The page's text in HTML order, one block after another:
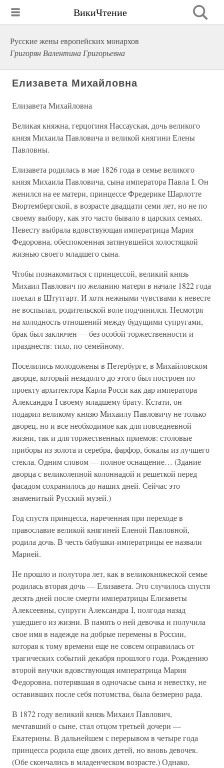
ВикиЧтение
Русские жены европейских монархов
Григорян Валентина Григорьевна
Елизавета Михайловна
Елизавета Михайловна
Великая княжна, герцогиня Нассауская, дочь великого
князя Михаила Павловича и великой княгини Елены
Павловны.
Елизавета родилась в мае 1826 года в семье великого
князя Михаила Павловича, сына императора Павла I. Он
женился на ее матери, принцессе Фредерике Шарлотте
Вюртембергской, в возрасте двадцати семи лет, но не по
своему выбору, как это часто бывало в царских семьях.
Невесту выбрала вдовствующая императрица Мария
Федоровна, обеспокоенная затянувшейся холостяцкой
жизнью своего младшего сына.
Чтобы познакомиться с принцессой, великий князь
Михаил Павлович по желанию матери в начале 1822 года
поехал в Штутгарт. И хотя нежными чувствами к невесте
не воспылал, родительской воле подчинился. Несмотря
на холодность отношений между будущими супругами,
брак был заключен — без особой торжественности и
празднеств: тихо, по-семейному.
Поселились молодожены в Петербурге, в Михайловском
дворце, который незадолго до этого был построен по
проекту архитектора Карла Росси как дар императора
Александра I своему младшему брату. Кстати, он
подарил великому князю Михаилу Павловичу не только
дворец, но и все необходимое как для повседневной
жизни, так и для торжественных приемов: столовые
приборы из золота и серебра, фарфор, бокалы из лучшего
стекла. Одним словом — полное оснащение… (Здание
дворца с великолепной колоннадой и решеткой перед
фасадом сохранилось до наших дней. Сейчас это
знаменитый Русский музей.)
Год спустя принцесса, нареченная при переходе в
православие великой княгиней Еленой Павловной,
родила дочь. В честь бабушки-императрицы ее назвали
Марией.
Не прошло и полутора лет, как в великокняжеской семье
родилась вторая дочь — Елизавета. Это случилось спустя
десять дней после смерти императрицы Елизаветы
Алексеевны, супруги Александра I, полгода назад
ушедшего из жизни. В память о ней девочка и получила
свое имя в надежде на добрые перемены в России,
которая к тому времени еще не совсем оправилась от
трагических событий декабря прошлого года. Рождению
второй внучки вдовствующая императрица Мария
Федоровна, потерявшая в одночасье сына и невестку, не
оставивших после себя потомства, была безмерно рада.
В 1872 году великий князь Михаил Павлович,
мечтавший о сыне, стал отцом третьей дочери —
Екатерины. В дальнейшем с перерывом в четыре года
принцесса родила еще двоих детей, но вновь девочек.
(Обе скончались в младенческом возрасте.) Однако,